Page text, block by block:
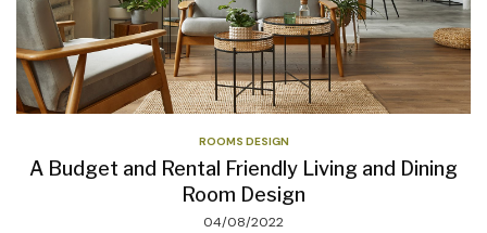
ROOMS DESIGN
A Budget and Rental Friendly Living and Dining
Room Design
04/08/2022